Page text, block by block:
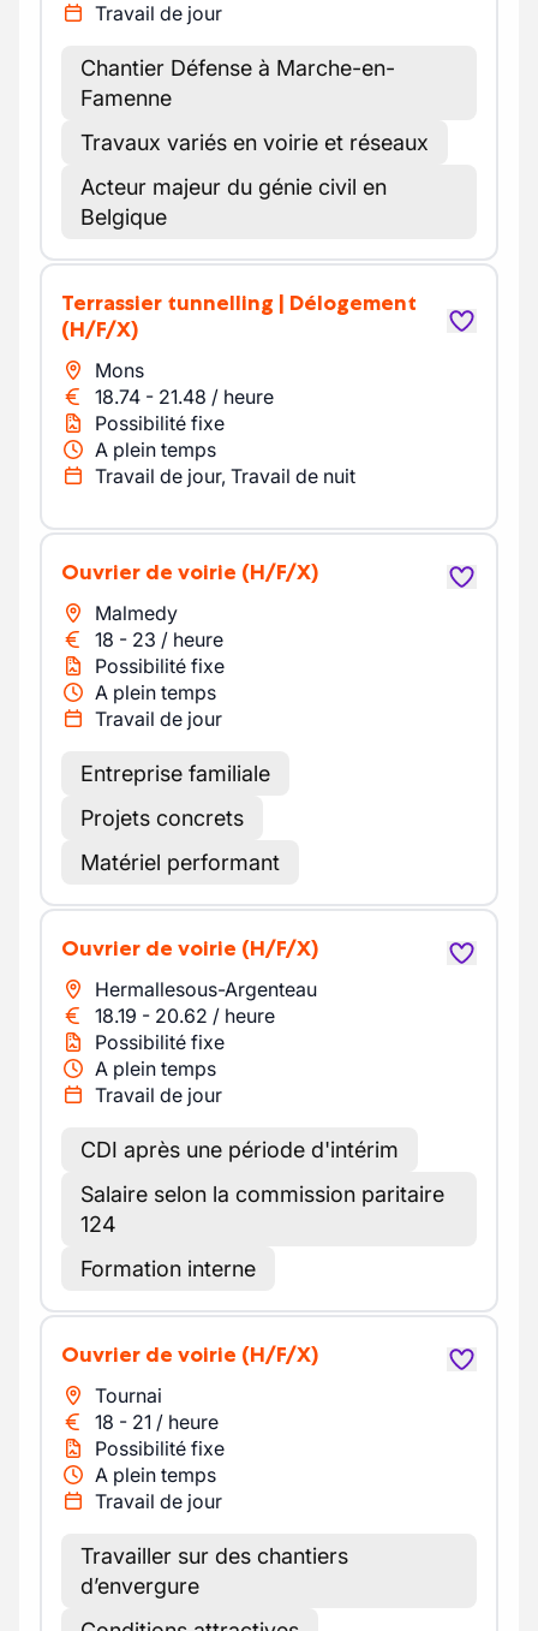
Travail de jour
Chantier Défense à Marche-en-
Famenne
Travaux variés en voirie et réseaux
Acteur majeur du génie civil en
Belgique
Terrassier tunnelling | Délogement
(H/F/X)
Mons
18.74 - 21.48 / heure
Possibilité fixe
A plein temps
Travail de jour, Travail de nuit
Ouvrier de voirie (H/F/X)
Malmedy
18 - 23 / heure
Possibilité fixe
A plein temps
Travail de jour
Entreprise familiale
Projets concrets
Matériel performant
Ouvrier de voirie (H/F/X)
Hermallesous-Argenteau
18.19 - 20.62 / heure
Possibilité fixe
A plein temps
Travail de jour
CDI après une période d'intérim
Salaire selon la commission paritaire
124
Formation interne
Ouvrier de voirie (H/F/X)
Tournai
18 - 21 / heure
Possibilité fixe
A plein temps
Travail de jour
Travailler sur des chantiers
d’envergure